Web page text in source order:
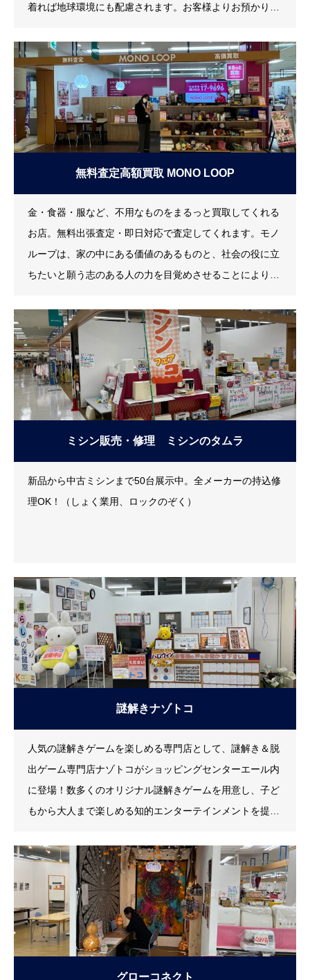
着れば地球環境にも配慮されます。お客様よりお預かりし
ります。
無料査定高額買取 MONO LOOP
金・食器・服など、不用なものをまるっと買取してくれる
お店。無料出張査定・即日対応で査定してくれます。モノ
ループは、家の中にある価値のあるものと、社会の役に立
ちたいと願う志のある人の力を目覚めさせることにより、
ミシン販売・修理 ミシンのタムラ
新品から中古ミシンまで50台展示中。全メーカーの持込修
理OK！（しょく業用、ロックのぞく）
謎解きナゾトコ
人気の謎解きゲームを楽しめる専門店として、謎解き＆脱
出ゲーム専門店ナゾトコがショッピングセンターエール内
に登場！数多くのオリジナル謎解きゲームを用意し、子ど
もから大人まで楽しめる知的エンターテインメントを提供
あります。
グローコネクト